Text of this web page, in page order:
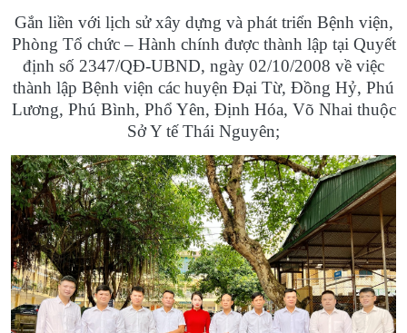
Gắn liền với lịch sử xây dựng và phát triển Bệnh viện,
Phòng Tổ chức – Hành chính được thành lập tại Quyết
định số 2347/QĐ-UBND, ngày 02/10/2008 về việc
thành lập Bệnh viện các huyện Đại Từ, Đồng Hỷ, Phú
Lương, Phú Bình, Phổ Yên, Định Hóa, Võ Nhai thuộc
Sở Y tế Thái Nguyên;